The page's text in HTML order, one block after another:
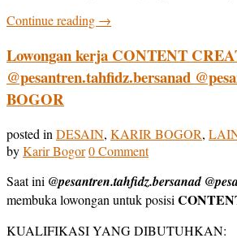
Continue reading →
Lowongan kerja CONTENT
@pesantren.tahfidz.bersanad
BOGOR
posted in DESAIN, KARIR BOGOR,
byKarir Bogor0 Comment
Saat ini @pesantren.tahfidz.bersanad
membuka lowongan untuk posisi
KUALIFIKASI YANG DIBUTUHKAN: